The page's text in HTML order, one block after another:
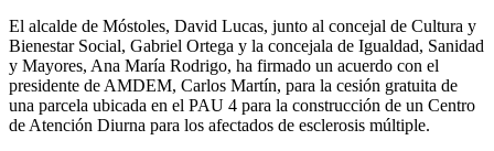
El alcalde de Móstoles, David Lucas, junto al concejal de Cultura y
Bienestar Social, Gabriel Ortega y la concejala de Igualdad, Sanidad
y Mayores, Ana María Rodrigo, ha firmado un acuerdo con el
presidente de AMDEM, Carlos Martín, para la cesión gratuita de
una parcela ubicada en el PAU 4 para la construcción de un Centro
de Atención Diurna para los afectados de esclerosis múltiple.